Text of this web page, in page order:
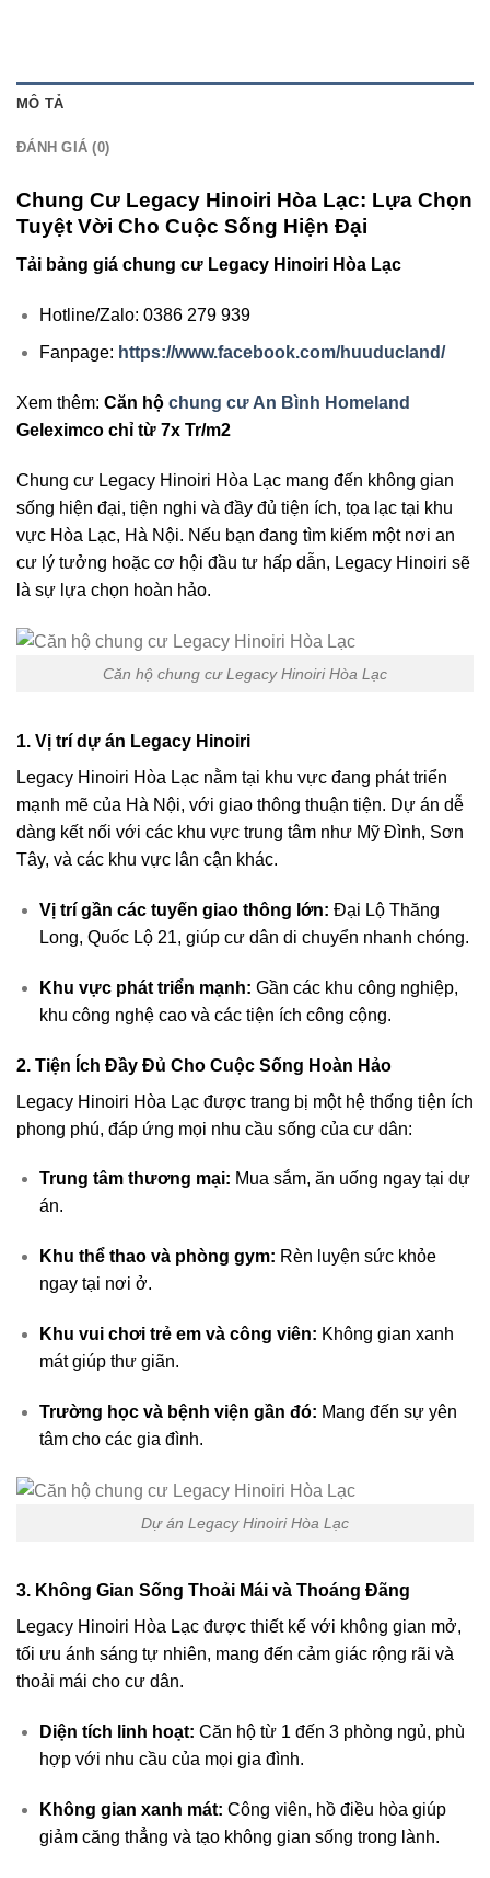
MÔ TẢ
ĐÁNH GIÁ (0)
Chung Cư Legacy Hinoiri Hòa Lạc: Lựa Chọn
Tuyệt Vời Cho Cuộc Sống Hiện Đại
Tải bảng giá chung cư Legacy Hinoiri Hòa Lạc
Hotline/Zalo: 0386 279 939
Fanpage: https://www.facebook.com/huuducland/
Xem thêm: Căn hộ chung cư An Bình Homeland
Geleximco chỉ từ 7x Tr/m2
Chung cư Legacy Hinoiri Hòa Lạc mang đến không gian
sống hiện đại, tiện nghi và đầy đủ tiện ích, tọa lạc tại khu
vực Hòa Lạc, Hà Nội. Nếu bạn đang tìm kiếm một nơi an
cư lý tưởng hoặc cơ hội đầu tư hấp dẫn, Legacy Hinoiri sẽ
là sự lựa chọn hoàn hảo.
Căn hộ chung cư Legacy Hinoiri Hòa Lạc
1. Vị trí dự án Legacy Hinoiri
Legacy Hinoiri Hòa Lạc nằm tại khu vực đang phát triển
mạnh mẽ của Hà Nội, với giao thông thuận tiện. Dự án dễ
dàng kết nối với các khu vực trung tâm như Mỹ Đình, Sơn
Tây, và các khu vực lân cận khác.
Vị trí gần các tuyến giao thông lớn: Đại Lộ Thăng
Long, Quốc Lộ 21, giúp cư dân di chuyển nhanh chóng.
Khu vực phát triển mạnh: Gần các khu công nghiệp,
khu công nghệ cao và các tiện ích công cộng.
2. Tiện Ích Đầy Đủ Cho Cuộc Sống Hoàn Hảo
Legacy Hinoiri Hòa Lạc được trang bị một hệ thống tiện ích
phong phú, đáp ứng mọi nhu cầu sống của cư dân:
Trung tâm thương mại: Mua sắm, ăn uống ngay tại dự
án.
Khu thể thao và phòng gym: Rèn luyện sức khỏe
ngay tại nơi ở.
Khu vui chơi trẻ em và công viên: Không gian xanh
mát giúp thư giãn.
Trường học và bệnh viện gần đó: Mang đến sự yên
tâm cho các gia đình.
Dự án Legacy Hinoiri Hòa Lạc
3. Không Gian Sống Thoải Mái và Thoáng Đãng
Legacy Hinoiri Hòa Lạc được thiết kế với không gian mở,
tối ưu ánh sáng tự nhiên, mang đến cảm giác rộng rãi và
thoải mái cho cư dân.
Diện tích linh hoạt: Căn hộ từ 1 đến 3 phòng ngủ, phù
hợp với nhu cầu của mọi gia đình.
Không gian xanh mát: Công viên, hồ điều hòa giúp
giảm căng thẳng và tạo không gian sống trong lành.